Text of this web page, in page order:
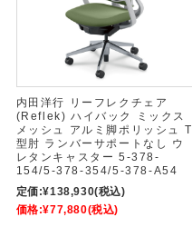
内田洋行 リーフレクチェア
(Reflek) ハイバック ミックス
メッシュ アルミ脚ポリッシュ T
型肘 ランバーサポートなし ウ
レタンキャスター 5-378-
154/5-378-354/5-378-A54
定価:¥138,930(税込)
価格:¥77,880(税込)